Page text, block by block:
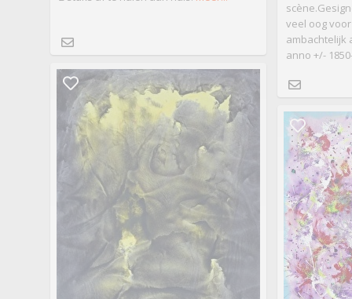
veel oog
ambachtelijk
anno +/-